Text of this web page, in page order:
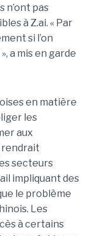
n’ont pas
à Z.ai. « Par
si l’on
a mis en garde
en matière
les
aux
rendrait
secteurs
impliquant des
le problème
Les
à certains